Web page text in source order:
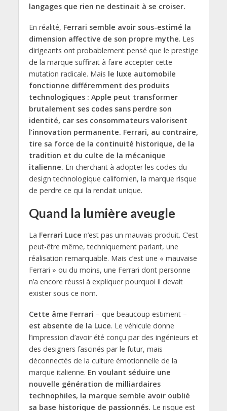
langages que rien ne destinait à se croiser.
En réalité, Ferrari semble avoir sous-estimé la
dimension affective de son propre mythe. Les
dirigeants ont probablement pensé que le prestige
de la marque suffirait à faire accepter cette
mutation radicale. Mais le luxe automobile
fonctionne différemment des produits
technologiques : Apple peut transformer
brutalement ses codes sans perdre son
identité, car ses consommateurs valorisent
l’innovation permanente. Ferrari, au contraire,
tire sa force de la continuité historique, de la
tradition et du culte de la mécanique
italienne. En cherchant à adopter les codes du
design technologique californien, la marque risque
de perdre ce qui la rendait unique.
Quand la lumière aveugle
La Ferrari Luce n’est pas un mauvais produit. C’est
peut-être même, techniquement parlant, une
réalisation remarquable. Mais c’est une « mauvaise
Ferrari » ou du moins, une Ferrari dont personne
n’a encore réussi à expliquer pourquoi il devait
exister sous ce nom.
Cette âme Ferrari – que beaucoup estiment –
est absente de la Luce. Le véhicule donne
l’impression d’avoir été conçu par des ingénieurs et
des designers fascinés par le futur, mais
déconnectés de la culture émotionnelle de la
marque italienne. En voulant séduire une
nouvelle génération de milliardaires
technophiles, la marque semble avoir oublié
sa base historique de passionnés. Le risque est